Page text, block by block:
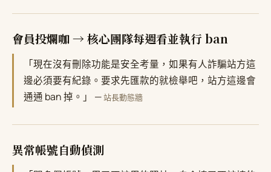
會員投爛咖 → 核心團隊每週看並執行 ban
「現在沒有刪除功能是安全考量，如果有人詐騙站方這
邊必須要有紀錄。要求先匯款的就檢舉吧，站方這邊會
通通 ban 掉。」 —站長動態牆
異常帳號自動偵測